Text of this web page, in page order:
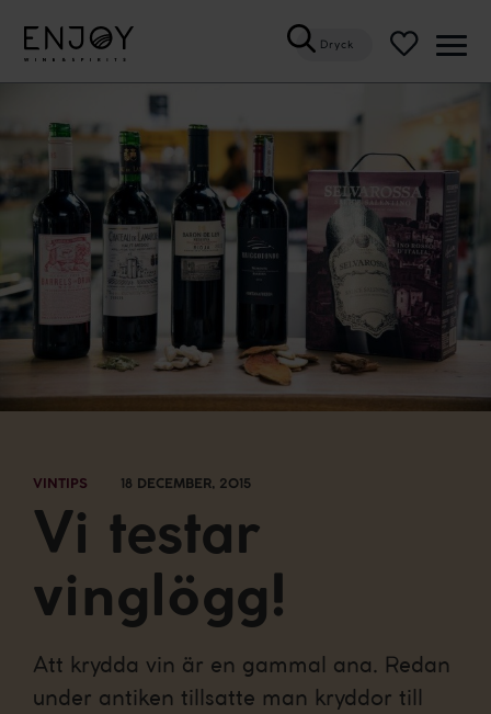
Dryck
VINTIPS 18 DECEMBER, 2015
Vi testar
vinglögg!
Att krydda vin är en gammal ana. Redan
under antiken tillsatte man kryddor till